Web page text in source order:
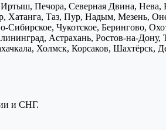
Печора, Северная Двина, Нева,
Таз, Пур, Надым, Мезень,
Сибирское, Чукотское, Берингово,
Астрахань, Ростов-на-
Холмск, Корсаков, Шахтёрск,
и СНГ.